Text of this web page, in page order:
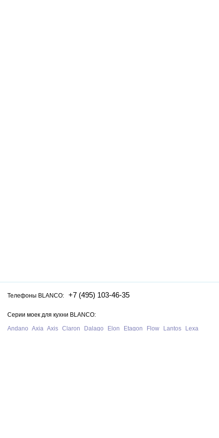
Телефоны BLANCO: +7 (495) 103-46-35
Серии моек для кухни BLANCO:
Andano Axia Axis Claron Dalago Elon Etagon Flow Lantos
Lexa